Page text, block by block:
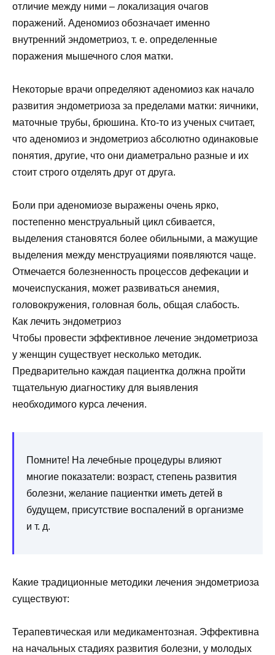
отличие между ними – локализация очагов
поражений. Аденомиоз обозначает именно
внутренний эндометриоз, т. е. определенные
поражения мышечного слоя матки.
Некоторые врачи определяют аденомиоз как начало
развития эндометриоза за пределами матки: яичники,
маточные трубы, брюшина. Кто-то из ученых считает,
что аденомиоз и эндометриоз абсолютно одинаковые
понятия, другие, что они диаметрально разные и их
стоит строго отделять друг от друга.
Боли при аденомиозе выражены очень ярко,
постепенно менструальный цикл сбивается,
выделения становятся более обильными, а мажущие
выделения между менструациями появляются чаще.
Отмечается болезненность процессов дефекации и
мочеиспускания, может развиваться анемия,
головокружения, головная боль, общая слабость.
Как лечить эндометриоз
Чтобы провести эффективное лечение эндометриоза
у женщин существует несколько методик.
Предварительно каждая пациентка должна пройти
тщательную диагностику для выявления
необходимого курса лечения.
Помните! На лечебные процедуры влияют
многие показатели: возраст, степень развития
болезни, желание пациентки иметь детей в
будущем, присутствие воспалений в организме
и т. д.
Какие традиционные методики лечения эндометриоза
существуют:
Терапевтическая или медикаментозная. Эффективна
на начальных стадиях развития болезни, у молодых